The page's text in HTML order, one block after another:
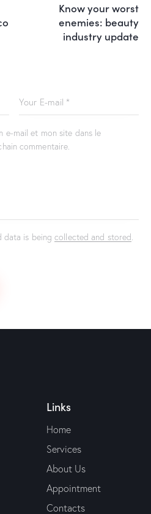
Know your worst
enemies: beauty
industry update
e-mail et mon site dans le
commentaire.
data is beingcollected and stored.
Links
Home
Services
About Us
Appointment
Contacts